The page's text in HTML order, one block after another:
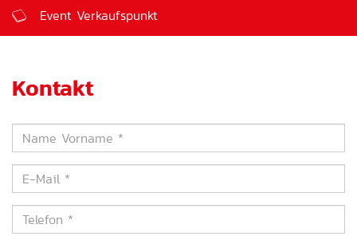
Event Verkaufspunkt
Kontakt
Name
Vorname
*E-
Mail
*Telefon
*